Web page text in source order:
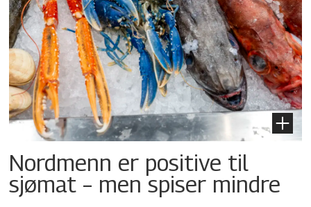
Nordmenn er positive til
sjømat – men spiser mindre